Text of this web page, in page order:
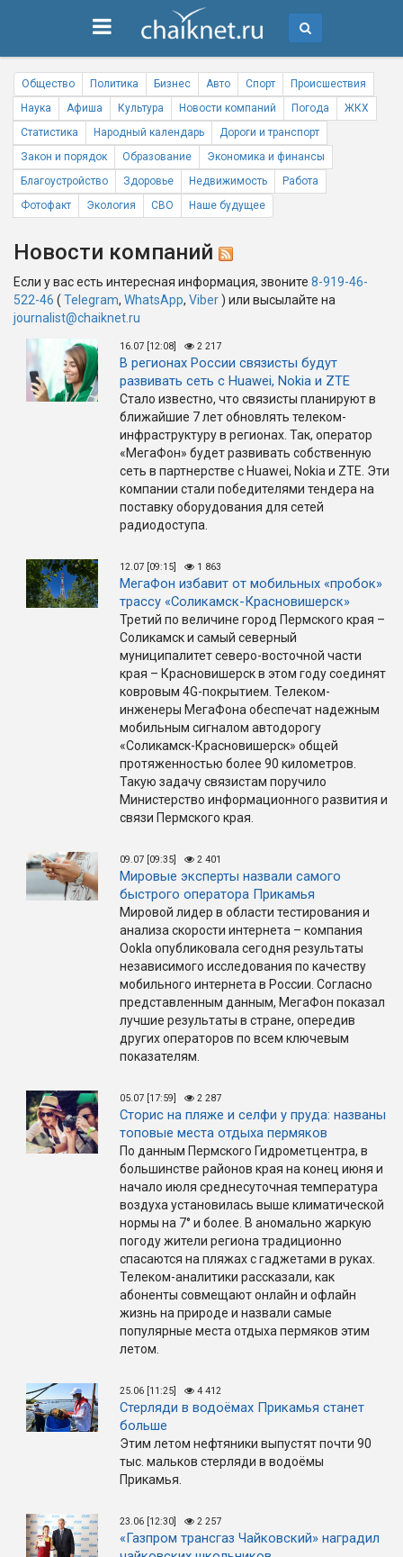
Общество Политика Бизнес Авто Спорт
Происшествия
Наука
Афиша Культура Новости компаний Погода
ЖКХ
Статистика
Народный календарь
Дороги и транспорт
Закон и порядок
Образование
Экономика и финансы
Благоустройство
Здоровье Недвижимость
Работа
Фотофакт
Экология СВО Наше будущее
Новости компаний
Если у вас есть интересная информация, звоните 8-919-46-
522-46 ( Telegram, WhatsApp, Viber) или высылайте на
journalist@chaiknet.ru
16.07 [12:08] 2 217
В регионах России связисты будут
развивать сеть с Huawei, Nokia и ZTE
Стало известно, что связисты планируют в
ближайшие 7 лет обновлять телеком-
инфраструктуру в регионах. Так, оператор
«МегаФон» будет развивать собственную
сеть в партнерстве с Huawei, Nokia и ZTE. Эти
компании стали победителями тендера на
поставку оборудования для сетей
радиодоступа.
12.07 [09:15] 1 863
МегаФон избавит от мобильных «пробок»
трассу «Соликамск-Красновишерск»
Третий по величине город Пермского края –
Соликамск и самый северный
муниципалитет северо-восточной части
края – Красновишерск в этом году соединят
ковровым 4G-покрытием. Телеком-
инженеры МегаФона обеспечат надежным
мобильным сигналом автодорогу
«Соликамск-Красновишерск» общей
протяженностью более 90 километров.
Такую задачу связистам поручило
Министерство информационного развития и
связи Пермского края.
09.07 [09:35] 2 401
Мировые эксперты назвали самого
быстрого оператора Прикамья
Мировой лидер в области тестирования и
анализа скорости интернета – компания
Ookla опубликовала сегодня результаты
независимого исследования по качеству
мобильного интернета в России. Согласно
представленным данным, МегаФон показал
лучшие результаты в стране, опередив
других операторов по всем ключевым
показателям.
05.07 [17:59] 2 287
Сторис на пляже и селфи у пруда: названы
топовые места отдыха пермяков
По данным Пермского Гидрометцентра, в
большинстве районов края на конец июня и
начало июля среднесуточная температура
воздуха установилась выше климатической
нормы на 7° и более. В аномально жаркую
погоду жители региона традиционно
спасаются на пляжах с гаджетами в руках.
Телеком-аналитики рассказали, как
абоненты совмещают онлайн и офлайн
жизнь на природе и назвали самые
популярные места отдыха пермяков этим
летом.
25.06 [11:25] 4 412
Стерляди в водоёмах Прикамья станет
больше
Этим летом нефтяники выпустят почти 90
тыс. мальков стерляди в водоёмы
Прикамья.
23.06 [12:30] 2 257
«Газпром трансгаз Чайковский» наградил